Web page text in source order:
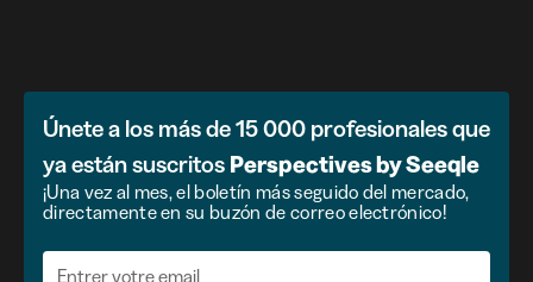
Únete a los más de 15 000 profesionales que
ya están suscritos Perspectives by Seeqle
¡Una vez al mes, el boletín más seguido del mercado,
directamente en su buzón de correo electrónico!